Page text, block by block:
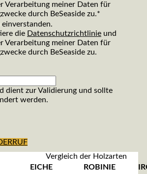
Verarbeitung meiner Daten für
durch BeSeaside zu.*
einverstanden.
die Datenschutzrichtlinie und
Verarbeitung meiner Daten für
durch BeSeaside zu.
dient zur Validierung und sollte
werden.
Vergleich der Holzarten
EICHE
ROBINIE